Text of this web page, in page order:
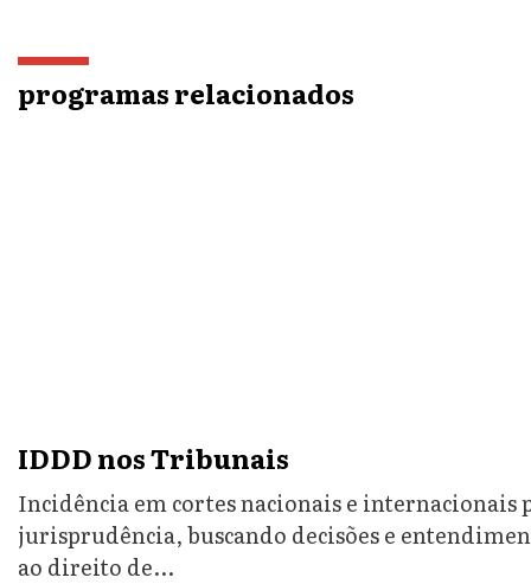
programas relacionados
IDDD nos Tribunais
Incidência em cortes nacionais e internacionais
jurisprudência, buscando decisões e
ao direito de...